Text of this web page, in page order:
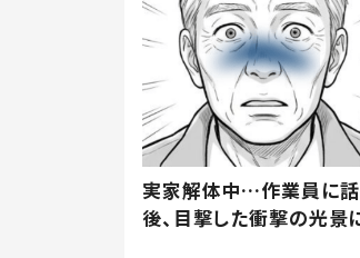
実家解体中…作業員に話
後、目撃した衝撃の光景